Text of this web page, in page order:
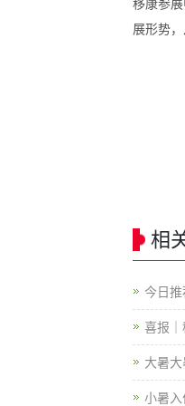
移康参
展形势
相
今日
喜报｜
大暑
小暑